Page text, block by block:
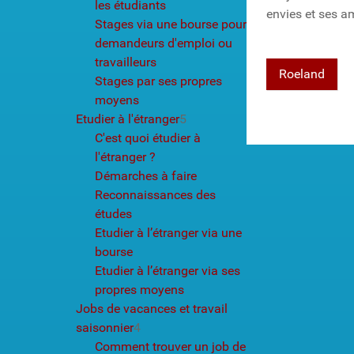
les étudiants
Stages via une bourse pour
demandeurs d'emploi ou
travailleurs
Stages par ses propres
moyens
Etudier à l'étranger5
C'est quoi étudier à
l'étranger ?
Démarches à faire
Reconnaissances des
études
Etudier à l’étranger via une
bourse
Etudier à l’étranger via ses
propres moyens
Jobs de vacances et travail
saisonnier4
Comment trouver un job de
envies et ses
Roeland